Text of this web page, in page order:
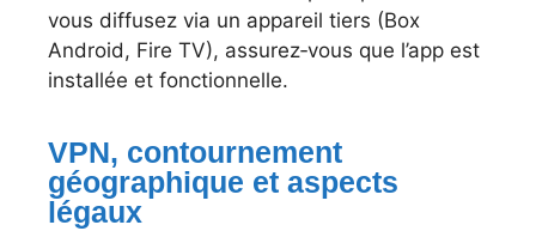
vous diffusez via un appareil tiers (Box
Android, Fire TV), assurez‑vous que l’app est
installée et fonctionnelle.
VPN, contournement
géographique et aspects
légaux